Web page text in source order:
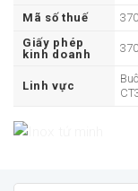
Mã số thuế
Giấy phép
kinh doanh
Linh vực